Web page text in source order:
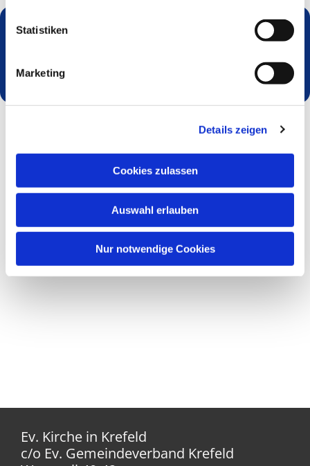
Statistiken
Marketing
Details zeigen
Cookies zulassen
Auswahl erlauben
Nur notwendige Cookies
Ev. Kirche in Krefeld
c/o Ev. Gemeindeverband Krefeld